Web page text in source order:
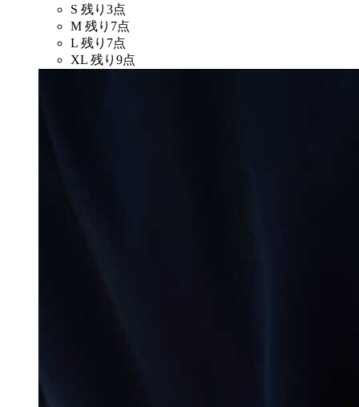
S 残り3点
M 残り7点
L 残り7点
XL 残り9点